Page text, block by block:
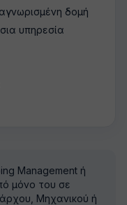
δομή
υπηρεσία
Management ή
μόνο του σε
Μηχανικού ή